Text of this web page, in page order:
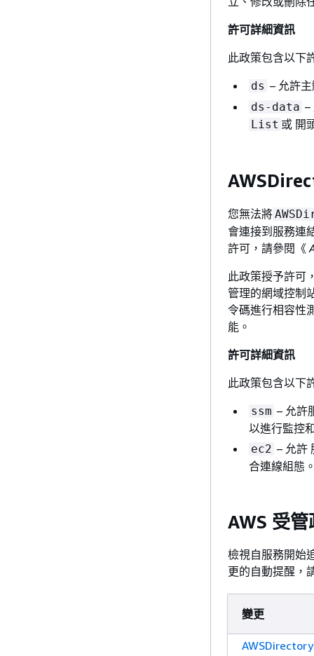
許可詳細資訊
此政策包含以下
ds – 允許
ds-data –
List 或 開
您無法將
會連接到服務連
許可，請參閱《
此政策授予許可
管理的網域控制
令碼進行相容性
能。
許可詳細資訊
此政策包含以下
ssm – 允許
以進行監控
ec2 – 允許
合連線組態。
AWS 受
檢視自服務開始
更的自動提醒，
變更